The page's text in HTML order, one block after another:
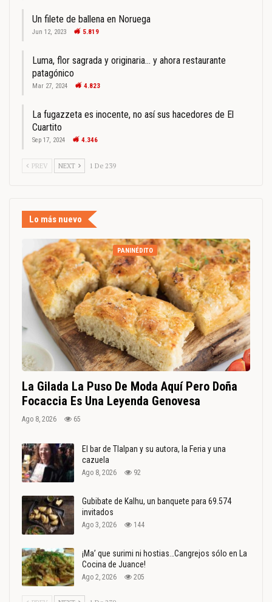
Un filete de ballena en Noruega
Jun 12, 2023 5.819
Luma, flor sagrada y originaria… y ahora restaurante
patagónico
Mar 27, 2024 4.823
La fugazzeta es inocente, no así sus hacedores de El
Cuartito
Sep 17, 2024 4.346
PREV NEXT 1 De 239
Lo más nuevo
PANINÉDITO
La Gilada La Puso De Moda Aquí Pero Doña
Focaccia Es Una Leyenda Genovesa
Ago 8, 2026 65
El bar de Tlalpan y su autora, la Feria y una
cazuela
Ago 8, 2026 92
Gubibate de Kalhu, un banquete para 69.574
invitados
Ago 3, 2026 144
¡Ma’ que surimi ni hostias…Cangrejos sólo en La
Cocina de Juance!
Ago 2, 2026 205